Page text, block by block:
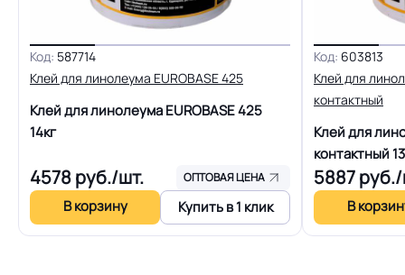
Реалистичный рельеф
Устойчивость к воздействию влаги
Оттенок
Код: 587714
Клей для линолеума EUROBASE 425
Клей для линолеума EUROBASE 425
14кг
4578руб./шт. ОПТОВАЯ ЦЕНА
В корзину Купить в 1 клик
Код: 603813
Клей для
контактный
Клей для
контактный
5887
В